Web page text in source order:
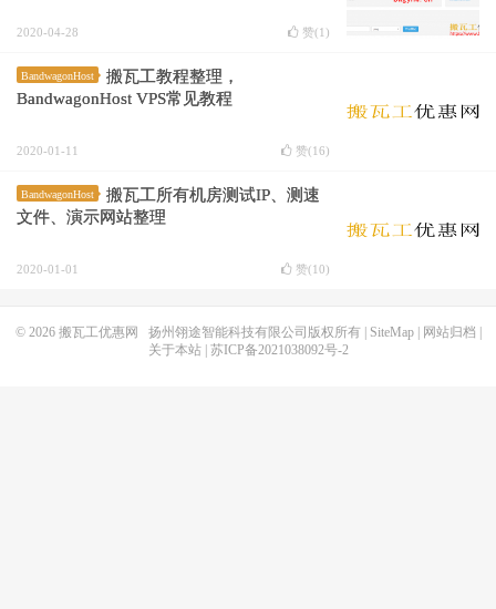
2020-04-28 赞(1 )
BandwagonHost
搬瓦工教程整理，
BandwagonHost VPS常见教程
2020-01-11 赞(16)
BandwagonHost
搬瓦工所有机房测试IP、测速
文件、演示网站整理
2020-01-01 赞(10)
© 2026 搬瓦工优惠网 扬州翎途智能科技有限公司版权所有 | SiteMap| 网站归档
关于本站| 苏ICP备2021038092号-2